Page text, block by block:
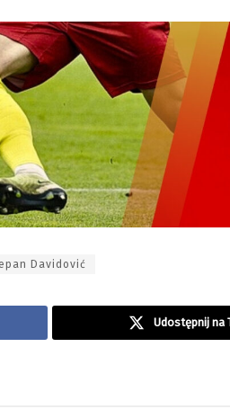
Davidović
Udostępnij na